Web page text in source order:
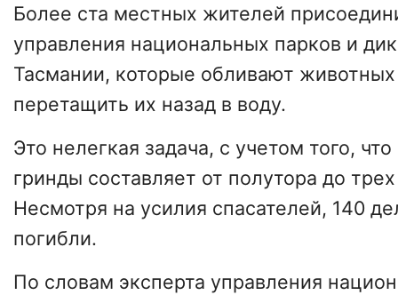
Более ста местных жителей
управления национальных парков и
Тасмании, которые обливают
перетащить их назад в воду.
Это нелегкая задача, с учетом того,
гринды составляет от полутора до
Несмотря на усилия спасателей, 140
погибли.
По словам эксперта управления